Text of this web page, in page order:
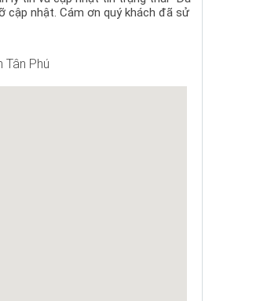
cập nhật. Cám ơn quý khách đã sử
Tân Phú